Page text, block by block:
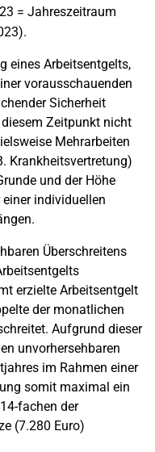
= Jahreszeitraum
eines Arbeitsentgelts,
vorausschauenden
Sicherheit
Zeitpunkt nicht
Mehrarbeiten
Krankheitsvertretung)
und der Höhe
individuellen
Überschreitens
erzielte Arbeitsentgelt
der monatlichen
Aufgrund dieser
unvorhersehbaren
im Rahmen einer
somit maximal ein
fachen der
(7.280 Euro)